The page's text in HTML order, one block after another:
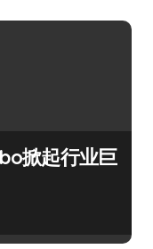
掀起行业巨